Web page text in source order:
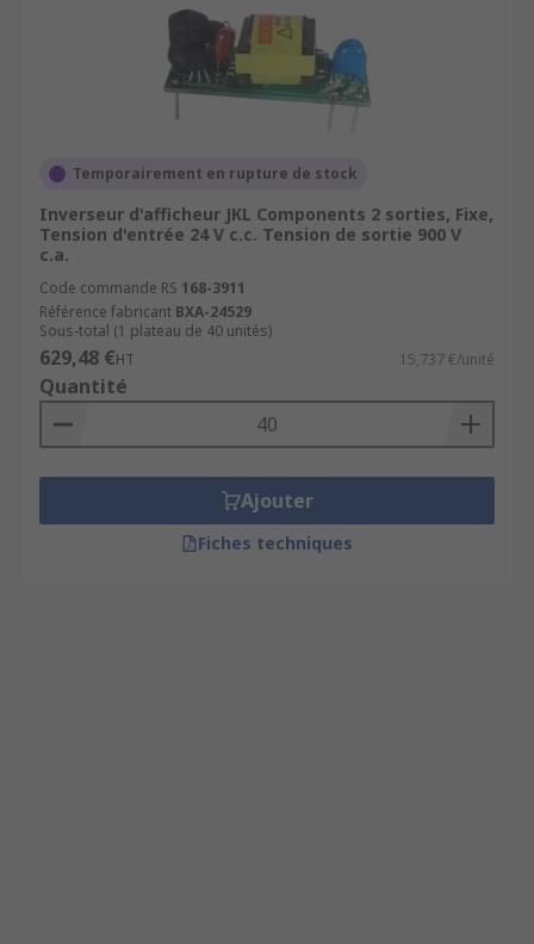
de votre application. Vous pouvez également
choisir entre des options d'éclairage fixe ou avec
Temporairement en rupture de stock
Inverseur d'afficheur JKL Components 2 sorties, Fixe,
Tension d'entrée 24 V c.c. Tension de sortie 900 V
c.a.
Code commande RS 168-3911
Référence fabricant BXA-24529
Sous-total (1 plateau de 40 unités)
629,48 €HT 15,737 €/unité
Quantité
Ajouter
Fiches techniques